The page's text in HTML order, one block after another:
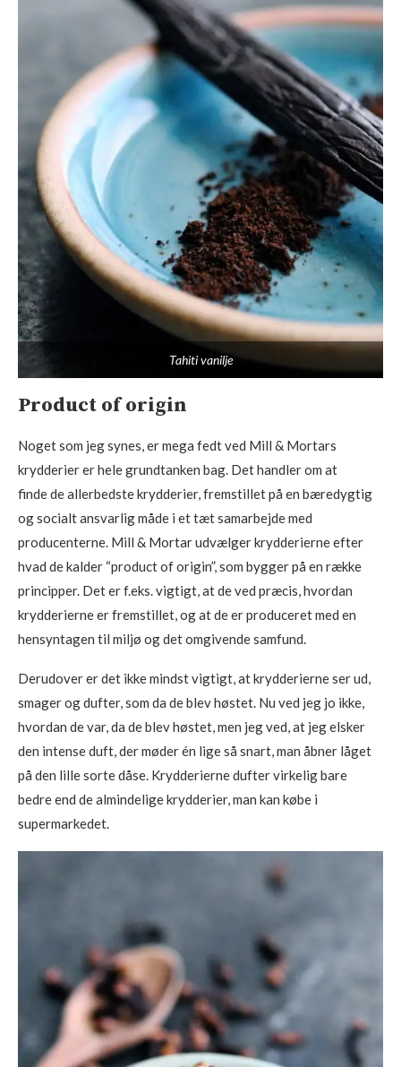
Tahiti vanilje
Product of origin
Noget som jeg synes, er mega fedt ved Mill & Mortars
krydderier er hele grundtanken bag. Det handler om at
finde de allerbedste krydderier, fremstillet på en bæredygtig
og socialt ansvarlig måde i et tæt samarbejde med
producenterne. Mill & Mortar udvælger krydderierne efter
hvad de kalder “product of origin”, som bygger på en række
principper. Det er f.eks. vigtigt, at de ved præcis, hvordan
krydderierne er fremstillet, og at de er produceret med en
hensyntagen til miljø og det omgivende samfund.
Derudover er det ikke mindst vigtigt, at krydderierne ser ud,
smager og dufter, som da de blev høstet. Nu ved jeg jo ikke,
hvordan de var, da de blev høstet, men jeg ved, at jeg elsker
den intense duft, der møder én lige så snart, man åbner låget
på den lille sorte dåse. Krydderierne dufter virkelig bare
bedre end de almindelige krydderier, man kan købe i
supermarkedet.